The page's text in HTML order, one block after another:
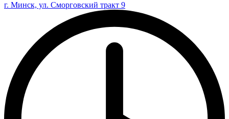
г. Минск, ул. Сморговский тракт 9